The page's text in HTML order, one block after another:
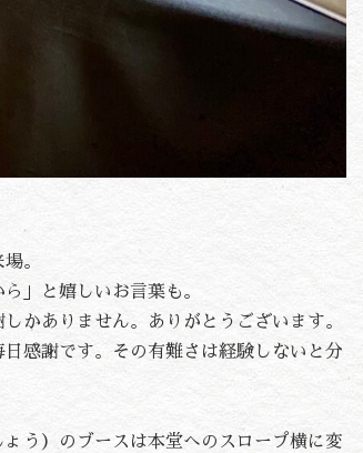
。
」と嬉しいお言葉も。
かありません。ありがとうございます。
感謝です。その有難さは経験しないと分
う）のブースは本堂へのスロープ横に変